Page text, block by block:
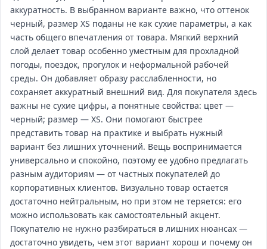
аккуратность. В выбранном варианте важно, что оттенок
черный, размер XS поданы не как сухие параметры, а как
часть общего впечатления от товара. Мягкий верхний
слой делает товар особенно уместным для прохладной
погоды, поездок, прогулок и неформальной рабочей
среды. Он добавляет образу расслабленности, но
сохраняет аккуратный внешний вид. Для покупателя здесь
важны не сухие цифры, а понятные свойства: цвет —
черный; размер — XS. Они помогают быстрее
представить товар на практике и выбрать нужный
вариант без лишних уточнений. Вещь воспринимается
универсально и спокойно, поэтому ее удобно предлагать
разным аудиториям — от частных покупателей до
корпоративных клиентов. Визуально товар остается
достаточно нейтральным, но при этом не теряется: его
можно использовать как самостоятельный акцент.
Покупателю не нужно разбираться в лишних нюансах —
достаточно увидеть, чем этот вариант хорош и почему он